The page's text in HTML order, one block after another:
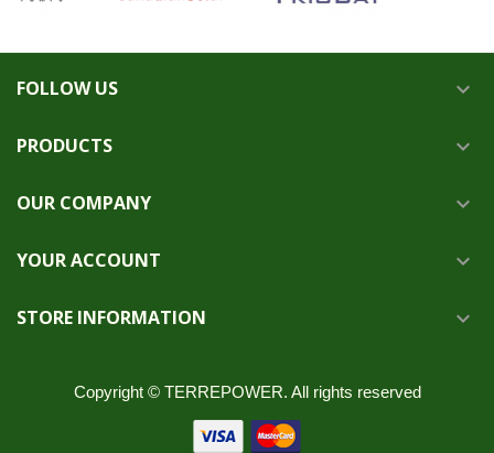
FOLLOW US 
PRODUCTS 
OUR COMPANY 
YOUR ACCOUNT 
STORE INFORMATION 
Copyright © TERREPOWER. All rights reserved